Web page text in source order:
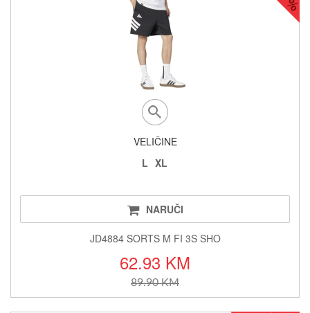
VELIČINE
L XL
NARUČI
JD4884 SORTS M FI 3S SHO
62.93 KM
89.90 KM